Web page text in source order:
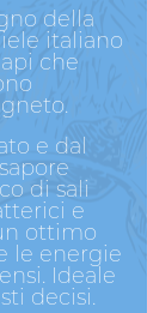
della
italiano
che
e dal
di sali
e
ottimo
le energie
Ideale
decisi.